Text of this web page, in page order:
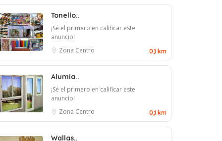
Tonello..
¡Sé el primero en calificar este
anuncio!
Zona Centro
0,1 km
Alumia..
¡Sé el primero en calificar este
anuncio!
Zona Centro
0,1 km
Wallas..